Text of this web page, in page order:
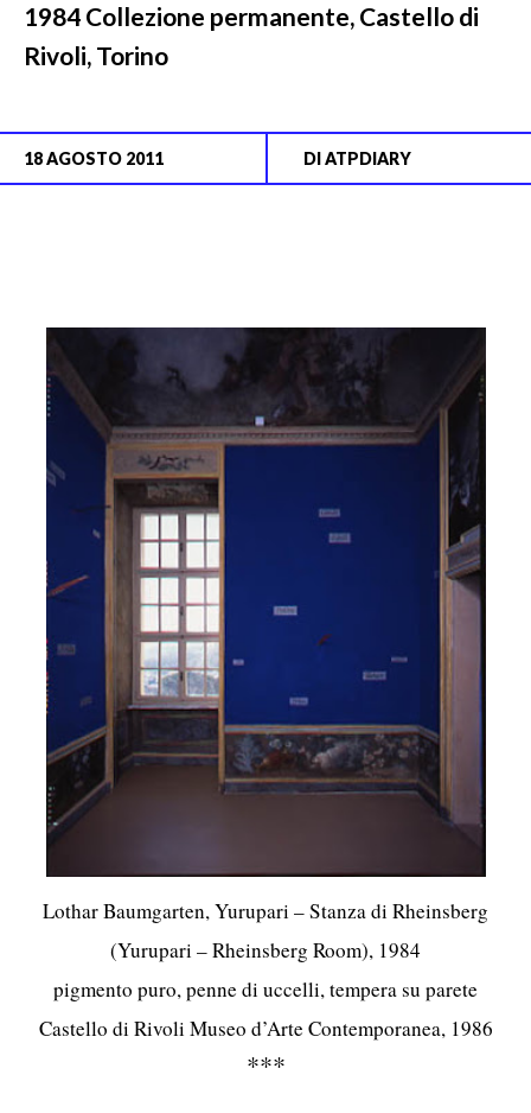
1984 Collezione permanente, Castello di
Rivoli, Torino
18 AGOSTO 2011 DIATPDIARY
Lothar Baumgarten, Yurupari – Stanza di Rheinsberg
(Yurupari – Rheinsberg Room), 1984
pigmento puro, penne di uccelli, tempera su parete
Castello di Rivoli Museo d’Arte Contemporanea, 1986
***